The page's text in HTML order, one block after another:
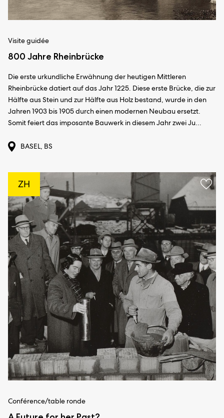
Visite guidée
800 Jahre Rheinbrücke
Die erste urkundliche Erwähnung der heutigen Mittleren
Rheinbrücke datiert auf das Jahr 1225. Diese erste Brücke, die zur
Hälfte aus Stein und zur Hälfte aus Holz bestand, wurde in den
Jahren 1903 bis 1905 durch einen modernen Neubau ersetzt.
Somit feiert das imposante Bauwerk in diesem Jahr zwei Ju...
BASEL, BS
ZH
Conférence/table ronde